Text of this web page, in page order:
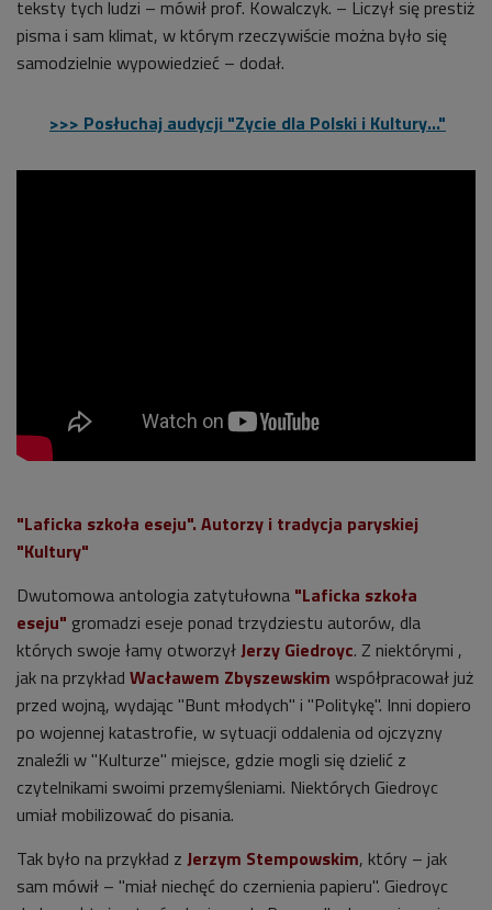
teksty tych ludzi – mówił prof. Kowalczyk. – Liczył się prestiż
pisma i sam klimat, w którym rzeczywiście można było się
samodzielnie wypowiedzieć – dodał.
>>> Posłuchaj audycji "Zycie dla Polski i Kultury..."
"Laficka szkoła eseju". Autorzy i tradycja paryskiej
"Kultury"
Dwutomowa antologia zatytułowna "Laficka szkoła
eseju" gromadzi eseje ponad trzydziestu autorów, dla
których swoje łamy otworzyłJerzy Giedroyc. Z niektórymi ,
jak na przykład Wacławem Zbyszewskim współpracował już
przed wojną, wydając "Bunt młodych" i "Politykę". Inni dopiero
po wojennej katastrofie, w sytuacji oddalenia od ojczyzny
znaleźli w "Kulturze" miejsce, gdzie mogli się dzielić z
czytelnikami swoimi przemyśleniami. Niektórych Giedroyc
umiał mobilizować do pisania.
Tak było na przykład z Jerzym Stempowskim, który – jak
sam mówił – "miał niechęć do czernienia papieru". Giedroyc